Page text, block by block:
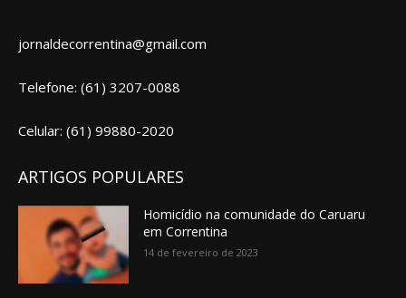
jornaldecorrentina@gmail.com
Telefone: (61) 3207-0088
Celular: (61) 99880-2020
ARTIGOS POPULARES
Homicídio na comunidade do Caruaru
em Correntina
14 de fevereiro de 2023